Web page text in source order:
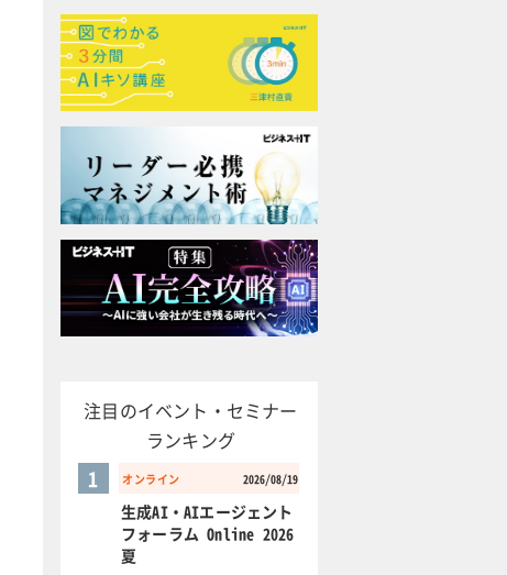
注目のイベント・セミナー
ランキング
オンライン 2026/08/19
1
生成AI・AIエージェント
フォーラム Online 2026
夏